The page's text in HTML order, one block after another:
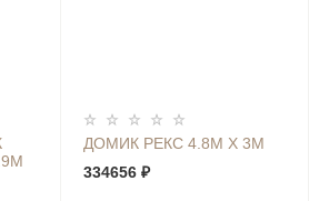
ДОМИК РЕКС 4.8М Х 3М
334656 ₽